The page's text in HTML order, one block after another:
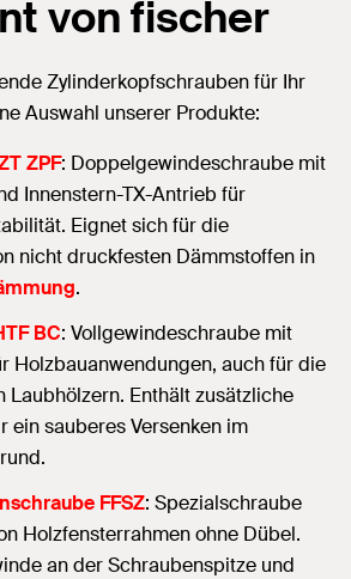
von fischer
Zylinderkopfschrauben für Ihr
Auswahl unserer Produkte:
ZPF: Doppelgewindeschraube mit
Innenstern-TX-Antrieb für
Eignet sich für die
nicht druckfesten Dämmstoffen in
.
BC: Vollgewindeschraube mit
Holzbauanwendungen, auch für die
Laubhölzern. Enthält zusätzliche
ein sauberes Versenken im
FFSZ: Spezialschraube
Holzfensterrahmen ohne Dübel.
an der Schraubenspitze und